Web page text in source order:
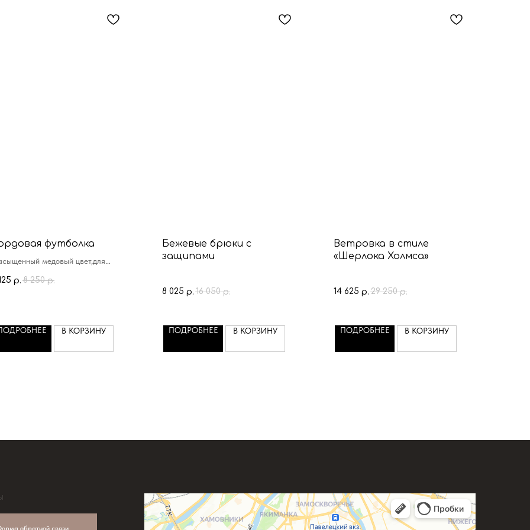
футболка
медовый цвет,для
образов
как
р. 8 250 р.
В КОРЗИНУ
Бежевые брюки с
защипами
8 025 р. 16 050 р.
ПОДРОБНЕЕ В КОРЗИНУ
Ветровка в стиле
«Шерлока Холмса»
14 625 р. 29 250 р.
ПОДРОБНЕЕ В КОРЗИНУ
обратной связи